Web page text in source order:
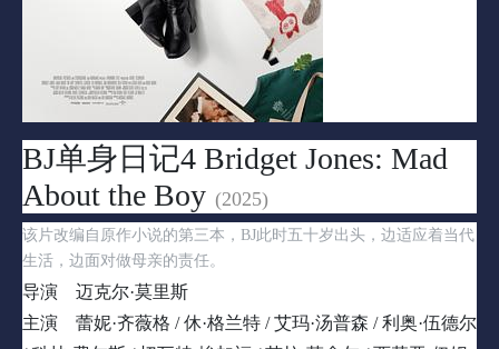
BJ单身日记4 Bridget Jones: Mad
About the Boy (2025)
该片改编自原作小说的第三本，BJ此时五十岁出头，边适应着当代
生活，边面对做母亲的责任。
导演
迈克尔·莫里斯
主演
蕾妮·齐薇格 / 休·格兰特 / 艾玛·汤普森 / 利奥·伍德尔